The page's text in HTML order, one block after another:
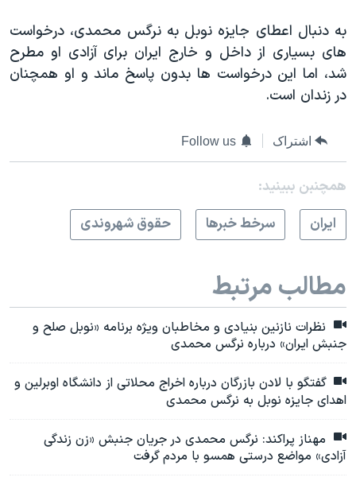
به دنبال اعطای جایزه نوبل به نرگس محمدی، درخواست
های بسیاری از داخل و خارج ایران برای آزادی او مطرح
شد، اما این درخواست ها بدون پاسخ ماند و او همچنان
در زندان است.
اشتراک Follow us
همچنبن ببینید:
ايران
سرخط خبرها حقوق شهروندی
مطالب مرتبط
نظرات نازنین بنیادی و مخاطبان ویژه برنامه «نوبل صلح و
جنبش ایران» درباره نرگس محمدی
گفتگو با لادن بازرگان درباره اخراج محلاتی از دانشگاه اوبرلین و
اهدای جایزه نوبل به نرگس محمدی
مهناز پراکند: نرگس محمدی در جریان جنبش «زن زندگی
آزادی» مواضع درستی همسو با مردم گرفت